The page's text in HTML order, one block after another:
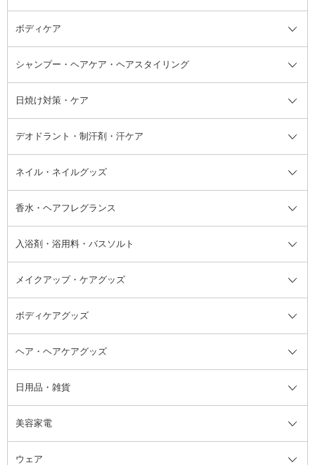
美容液
オールインワン化粧品 フェイスクリーム
フェイスオイル・バーム
ブースター・導入液
洗い流すパック・マスク
リップクリーム・リップケア
顔用マッサージ料
BBクリーム
コンシーラー ファンデーション
フェイスパウダー
メイクアップ全て
まつげ美容液 つけまつげ
アイシャドウ
アイブロウ・眉マスカラ
チーク
ハイライト・シェーディング
ボディケア
ボディケア全て
ボディソープ・ハンドソープ・石
けん
ボディケア
レッグ・フットケア
バストケア
ネイルケア
脱毛・除毛ケア
シャンプー・ヘアケア・ヘアスタイリング
シャンプー・ヘアケア・ヘアスタ
イリング全て
洗い流さないトリートメント
ヘアスタイリング剤
頭皮ケア・育毛剤
その他シャンプー・ヘアケア・ヘ
アスタイリング
日焼け対策・ケア
日焼け対策・ケア全て
サンオイル・タンニング
その他日焼け対策・UVケア
デオドラント・制汗剤・汗ケア
デオドラント・制汗剤・汗ケア全
て
フット用デオドラント・制汗剤・
汗ケア
ネイル・ネイルグッズ
ネイル・ネイルグッズ全て
ジェルネイル
リムーバー・除光液
香水・ヘアフレグランス
香水・ヘアフレグランス全て
フレグランスミスト
その他香水・ヘアフレグランス
入浴剤・浴用料・バスソルト
入浴剤・浴用料・バスソルト全て
バスソルト
メイクアップ・ケアグッズ
メイクアップ・ケアグッズ全て
コットン・綿棒
洗顔グッズ
ブラシ・チップ
ツィザー・毛抜き
ボディケアグッズ
ボディケアグッズ全て
マッサージ・ボディケアグッズ
かかと・角質ケアグッズ
絆創膏
ヘア・ヘアケアグッズ
ヘア・ヘアケアグッズ全て
ヘアゴム
ヘアバンド
日用品・雑貨
日用品・雑貨全て
柔軟剤
美容家電
美容家電全て
ウェア